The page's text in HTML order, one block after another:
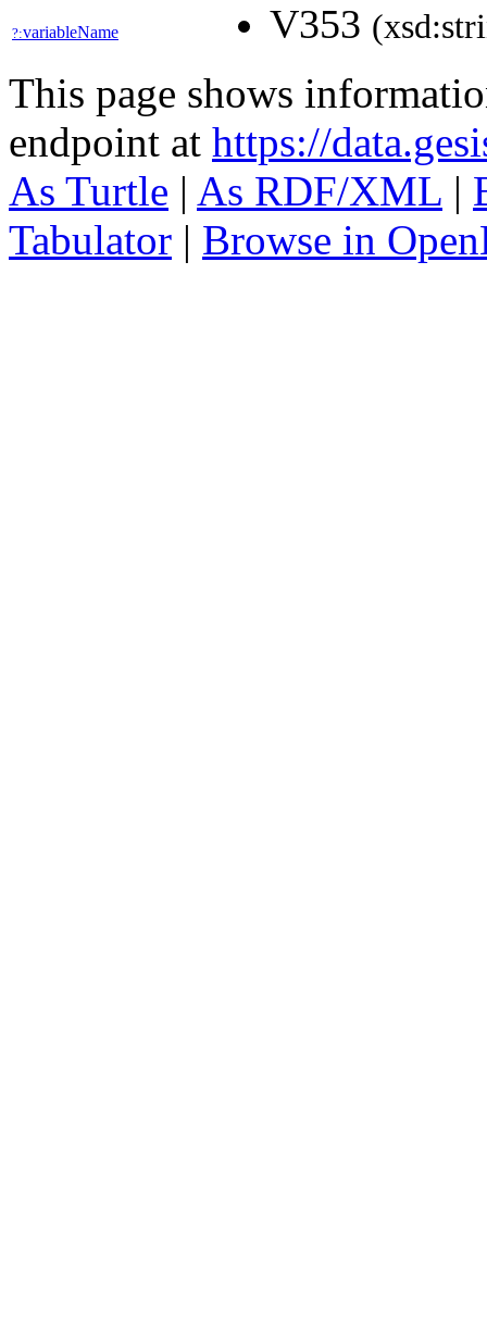
?:variableName V353
This page shows
endpoint at https://
As Turtle | As RDF/XML |
Tabulator | Browse in